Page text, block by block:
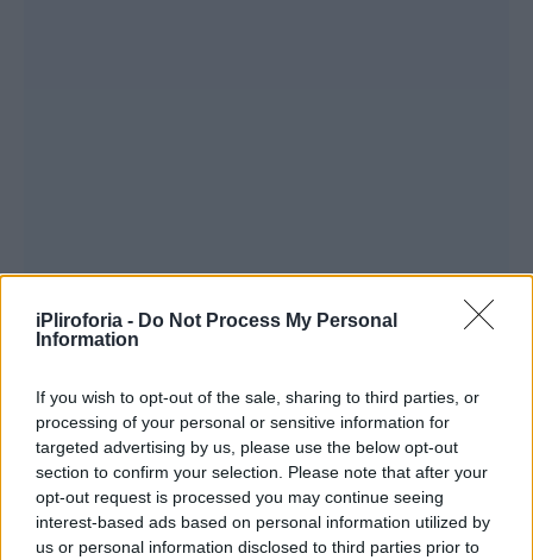
iPliroforia - Do Not Process My Personal
Information
If you wish to opt-out of the sale, sharing to third parties, or
processing of your personal or sensitive information for
targeted advertising by us, please use the below opt-out
section to confirm your selection. Please note that after your
opt-out request is processed you may continue seeing
interest-based ads based on personal information utilized by
us or personal information disclosed to third parties prior to